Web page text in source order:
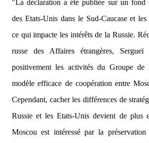
"La déclaration a été publiée sur un fond
des Etats-Unis dans le Sud-Caucase et les
ce qui impacte les intérêts de la Russie.
russe des Affaires étrangères,
positivement les activités du Groupe de
modèle efficace de coopération entre
Cependant, cacher les différences de
Russie et les Etats-Unis devient de plus
Moscou est intéressé par la